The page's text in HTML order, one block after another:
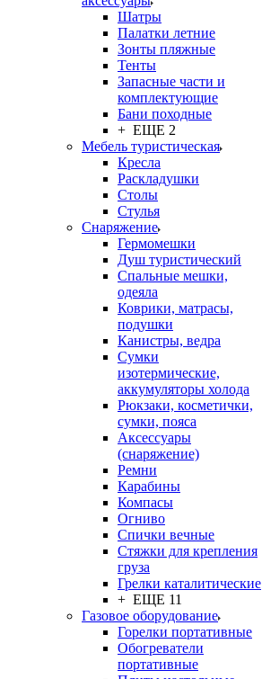
Шатры
Палатки летние
Зонты пляжные
Тенты
Запасные части и
комплектующие
Бани походные
+ ЕЩЕ 2
Мебель туристическая
Кресла
Раскладушки
Столы
Стулья
Снаряжение
Гермомешки
Душ туристический
Спальные мешки,
одеяла
Коврики, матрасы,
подушки
Канистры, ведра
Сумки
изотермические,
аккумуляторы холода
Рюкзаки, косметички,
сумки, пояса
Аксессуары
(снаряжение)
Ремни
Карабины
Компасы
Огниво
Спички вечные
Стяжки для крепления
груза
Грелки каталитические
+ ЕЩЕ 11
Газовое оборудование
Горелки портативные
Обогреватели
портативные